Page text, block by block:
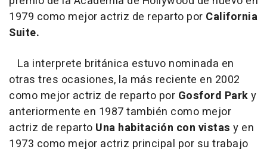
1979 como mejor actriz de reparto por California
Suite.
La interprete británica estuvo nominada en
otras tres ocasiones, la más reciente en 2002
como mejor actriz de reparto por Gosford Parky
anteriormente en 1987 también como mejor
actriz de reparto Una habitación con vistas y en
1973 como mejor actriz principal por su trabajo